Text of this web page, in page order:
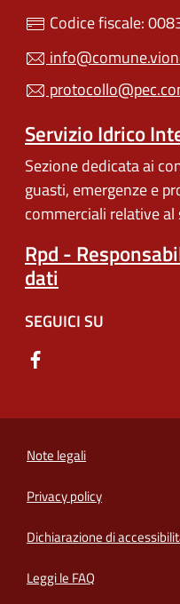
Codice fiscale:
Servizio Idrico
Sezione dedicata ai
guasti, emergenze e
commerciali relative
Rpd -
dati
SEGUICI SU
Note legali
Privacy policy
Dichiarazione di
Leggi le FAQ